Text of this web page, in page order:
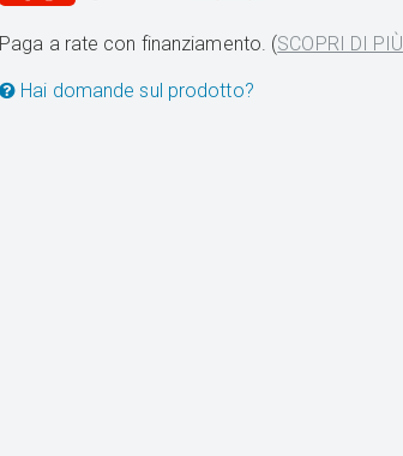
Paga a rate con finanziamento. (SCOPRI DI PIÙ
Hai domande sul prodotto?